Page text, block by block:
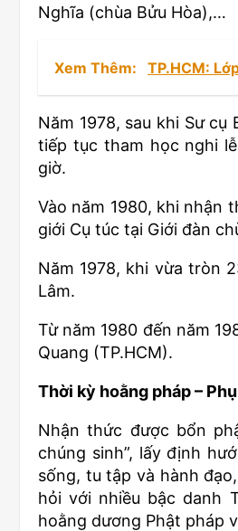
Nghĩa (chùa Bửu Hòa),…
Xem Thêm: TP.HCM:
Năm 1978, sau khi Sư
tiếp tục tham học nghi
giờ.
Vào năm 1980, khi nhận
giới Cụ túc tại Giới đàn
Năm 1978, khi vừa tròn
Lâm.
Từ năm 1980 đến năm
Quang (TP.HCM).
Thời kỳ hoằng pháp –
Nhận thức được bổn
chúng sinh”, lấy định
sống, tu tập và hành
hỏi với nhiều bậc danh
hoằng dương Phật pháp